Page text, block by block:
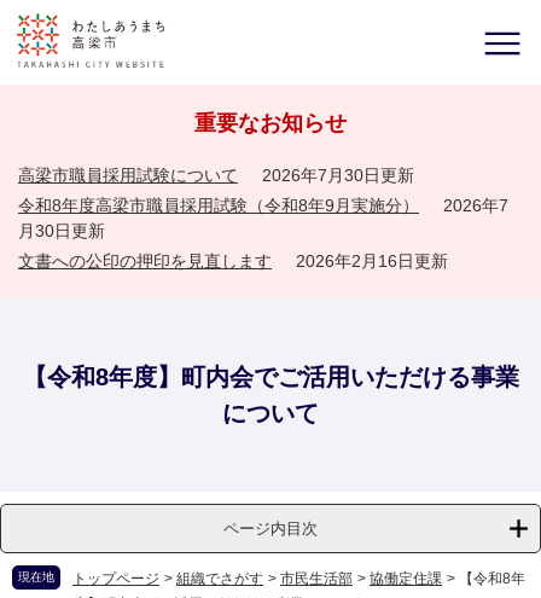
重要なお知らせ
高梁市職員採用試験について
2026年7月30日更新
令和8年度高梁市職員採用試験（令和8年9月実施分）
2026年7
月30日更新
文書への公印の押印を見直します
2026年2月16日更新
【令和8年度】町内会でご活用いただける事業
について
ページ内目次
現在地 トップページ > 組織でさがす > 市民生活部 > 協働定住課 >
【令和8年